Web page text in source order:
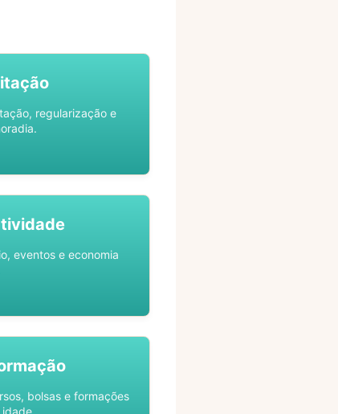
regularização e
eventos e economia
bolsas e formações
idade